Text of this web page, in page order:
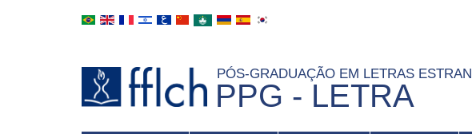
PÓS-GRADUAÇÃO EM LETRAS
PPG - LETRA